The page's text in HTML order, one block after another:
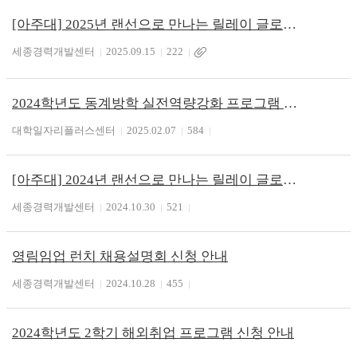
[아주대] 2025년 랜선으로 만나는 릴레이 글로벌 취.창업 톡톡톡(Talk) 신청안내
세종경력개발센터 2025.09.15 222
2024학년도 동계방학 실전역량강화 프로그램 참가자 모집
대학일자리플러스센터 2025.02.07 584
[아주대] 2024년 랜선으로 만나는 릴레이 글로벌 취.창업 톡톡톡(Talk) 신청안내
세종경력개발센터 2024.10.30 521
영림임업 런치 채용설명회 신청 안내
세종경력개발센터 2024.10.28 455
2024학년도 2학기 해외취업 프로그램 신청 안내